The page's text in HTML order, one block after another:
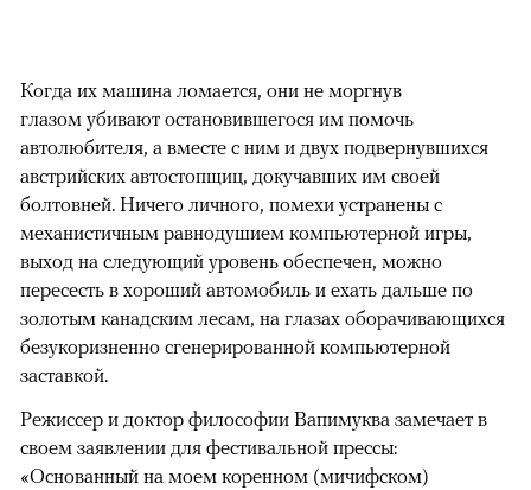
Когда их машина ломается, они не моргнув
глазом убивают остановившегося им помочь
автолюбителя, а вместе с ним и двух подвернувшихся
австрийских автостопщиц, докучавших им своей
болтовней. Ничего личного, помехи устранены с
механистичным равнодушием компьютерной игры,
выход на следующий уровень обеспечен, можно
пересесть в хороший автомобиль и ехать дальше по
золотым канадским лесам, на глазах оборачивающихся
безукоризненно сгенерированной компьютерной
заставкой.
Режиссер и доктор философии Вапимуква замечает в
своем заявлении для фестивальной прессы:
«Основанный на моем коренном (мичифском)